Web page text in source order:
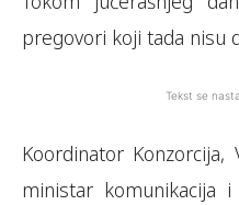
pregovori koji tada nisu
Tekst se
Koordinator
ministar komunikacija